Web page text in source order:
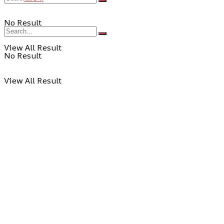
No Result
View All Result
No Result
View All Result